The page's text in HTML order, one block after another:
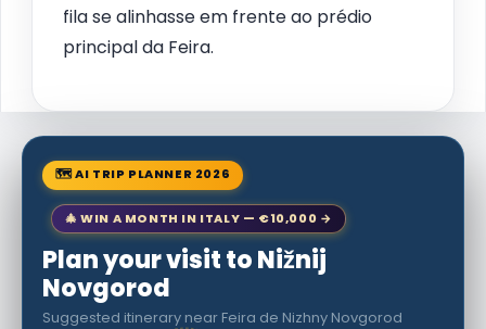
fila se alinhasse em frente ao prédio
principal da Feira.
🗺 AI TRIP PLANNER 2026
🎄 WIN A MONTH IN ITALY — €10,000 →
Plan your visit to Nižnij
Novgorod
Suggested itinerary near Feira de Nizhny Novgorod